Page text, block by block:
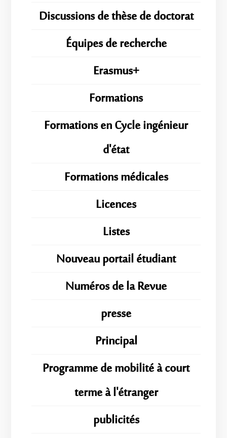
Discussions de thèse de doctorat
Équipes de recherche
Erasmus+
Formations
Formations en Cycle ingénieur
d'état
Formations médicales
Licences
Listes
Nouveau portail étudiant
Numéros de la Revue
presse
Principal
Programme de mobilité à court
terme à l'étranger
publicités